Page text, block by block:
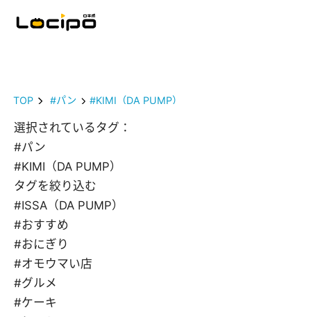
TOP #パン #KIMI（DA PUMP）
選択されているタグ：
#パン
#KIMI（DA PUMP）
タグを絞り込む
#ISSA（DA PUMP）
#おすすめ
#おにぎり
#オモウマい店
#グルメ
#ケーキ